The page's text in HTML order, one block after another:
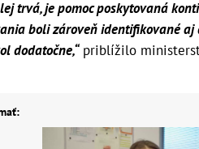
trvá, je pomoc poskytovaná
boli zároveň identifikované
dodatočne,“priblížilo